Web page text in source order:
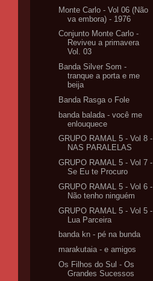
Monte Carlo - Vol 06 (Não
va embora) - 1976
Conjunto Monte Carlo -
Reviveu a primavera
Vol. 03
Banda Silver Som -
tranque a porta e me
beija
Banda Rasga o Fole
banda balada - você me
enlouquece
GRUPO RAMAL 5 - Vol 8 -
NAS PARALELAS
GRUPO RAMAL 5 - Vol 7 -
Se Eu te Procuro
GRUPO RAMAL 5 - Vol 6 -
Não tenho ninguém
GRUPO RAMAL 5 - Vol 5 -
Lua Parceira
banda kn - pé na bunda
marakutaia - e amigos
Os Filhos do Sul - Os
Grandes Sucessos